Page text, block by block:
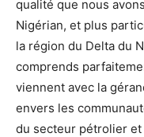
qualité que nous
Nigérian, et plus
la région du Delta du
comprends
viennent avec la
envers les
du secteur pétrolier et